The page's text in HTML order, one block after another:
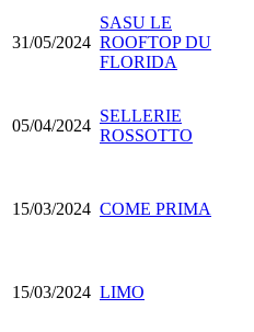
31/05/2024
SASU LE
ROOFTOP DU
FLORIDA
05/04/2024
SELLERIE
ROSSOTTO
15/03/2024 COME PRIMA
15/03/2024 LIMO